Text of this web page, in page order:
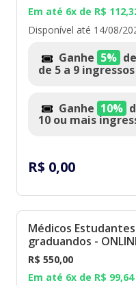
ONLINE |
2026
15 OUT. 11:00
18
Em até 6x de R$
Disponível até 14/08/
Ganhe 5%
de 5 a 9 ingressos
Ganhe 10%
10 ou mais
R$ 0,00
Médicos
graduandos -
R$ 550,00
Em até 6x de R$ 99,64